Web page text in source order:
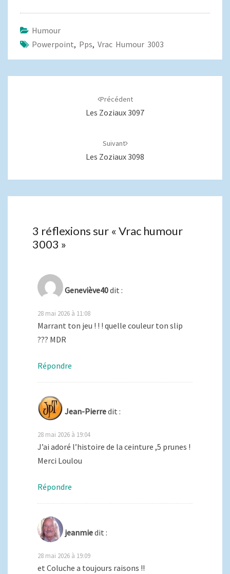
Humour
Powerpoint, Pps, Vrac Humour 3003
Précédent
Les Zoziaux 3097
Suivant
Les Zoziaux 3098
3 réflexions sur « Vrac humour
3003 »
Geneviève40dit :
28 mai 2026 à 11:08
Marrant ton jeu ! ! ! quelle couleur ton slip
??? MDR
Répondre
Jean-Pierredit :
28 mai 2026 à 19:04
J’ai adoré l’histoire de la ceinture ,5 prunes !
Merci Loulou
Répondre
jeanmiedit :
28 mai 2026 à 19:09
et Coluche a toujours raisons !!